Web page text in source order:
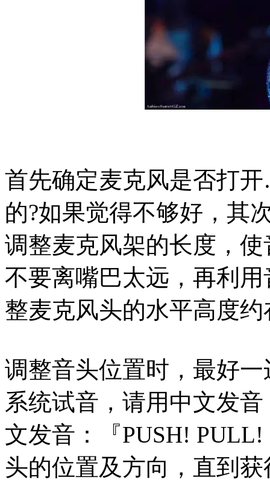
首先确定麦克风是否打
的?如果觉得不够好，其
调整麦克风架的长度，
不要离嘴巴太远，再利
整麦克风头的水平高度
调整音头位置时，最好
系统试音，请用中文发
文发音：『PUSH!
头的位置及方向，直到